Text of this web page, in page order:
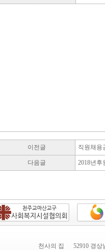
이전글 직원채용
다음글 2018년후
천사의 집 52910 경상